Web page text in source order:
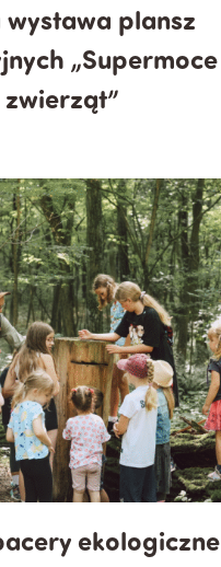
plansz
„Supermoce
ekologiczne